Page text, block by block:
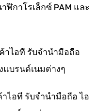
กาโรเล็กซ์ PAM และ
าไอที รับจำนำมือถือ
บรนด์เนมต่างๆ
ไอที รับจำนำมือถือ ไอ